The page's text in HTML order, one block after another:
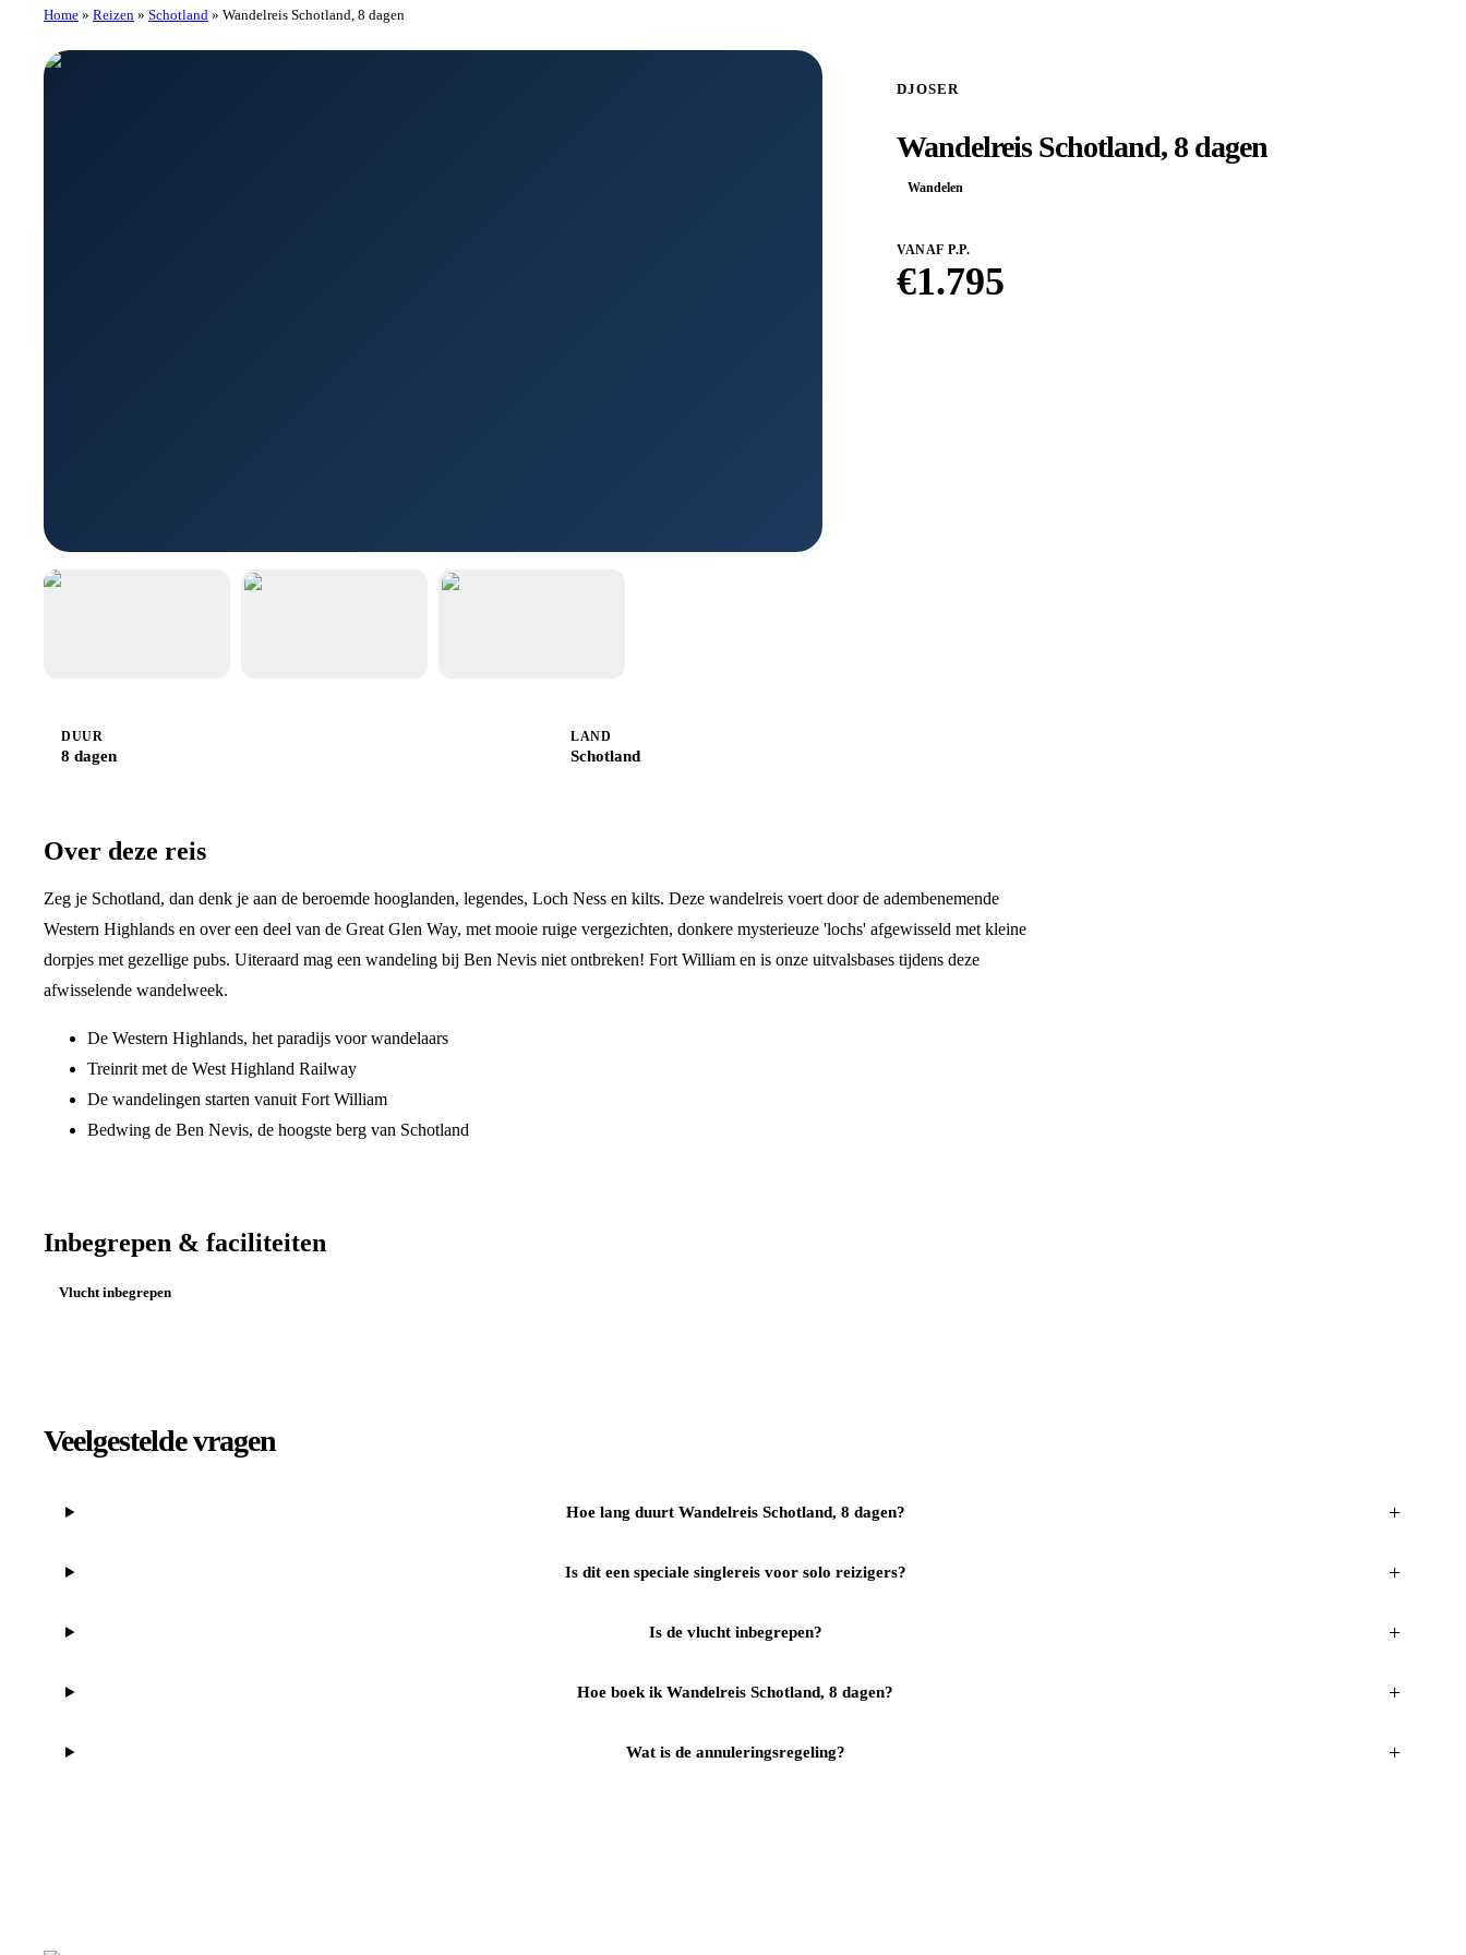
Home » Reizen » Schotland » Wandelreis Schotland, 8 dagen
DJOSER
Wandelreis Schotland, 8 dagen
Wandelen
VANAF P.P.
€1.795
DUUR
8 dagen
LAND
Schotland
Over deze reis
Zeg je Schotland, dan denk je aan de beroemde hooglanden, legendes, Loch Ness en kilts. Deze wandelreis voert door de adembenemende
Western Highlands en over een deel van de Great Glen Way, met mooie ruige vergezichten, donkere mysterieuze 'lochs' afgewisseld met kleine
dorpjes met gezellige pubs. Uiteraard mag een wandeling bij Ben Nevis niet ontbreken! Fort William en is onze uitvalsbases tijdens deze
afwisselende wandelweek.
De Western Highlands, het paradijs voor wandelaars
Treinrit met de West Highland Railway
De wandelingen starten vanuit Fort William
Bedwing de Ben Nevis, de hoogste berg van Schotland
Inbegrepen & faciliteiten
Vlucht inbegrepen
Veelgestelde vragen
Hoe lang duurt Wandelreis Schotland, 8 dagen? +
Is dit een speciale singlereis voor solo reizigers? +
Is de vlucht inbegrepen? +
Hoe boek ik Wandelreis Schotland, 8 dagen? +
Wat is de annuleringsregeling? +